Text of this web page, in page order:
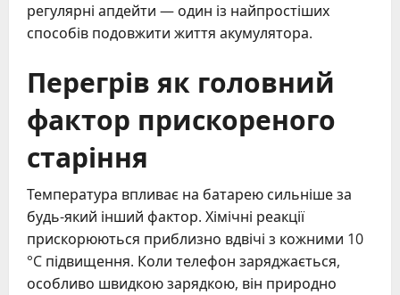
регулярні апдейти — один із найпростіших
способів подовжити життя акумулятора.
Перегрів як головний
фактор прискореного
старіння
Температура впливає на батарею сильніше за
будь-який інший фактор. Хімічні реакції
прискорюються приблизно вдвічі з кожними 10
°C підвищення. Коли телефон заряджається,
особливо швидкою зарядкою, він природно